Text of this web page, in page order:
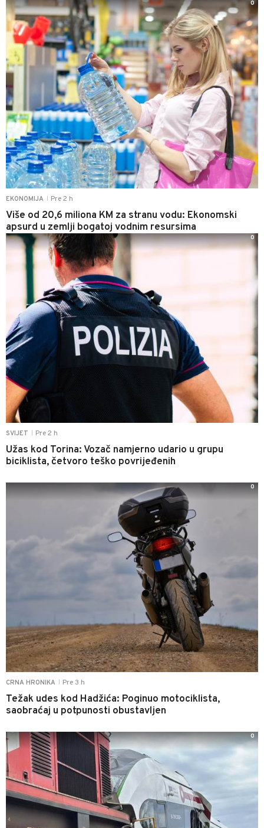
EKONOMIJA Pre 2 h
Više od 20,6 miliona KM za stranu vodu: Ekonomski
apsurd u zemlji bogatoj vodnim resursima
0
SVIJET Pre 2 h
Užas kod Torina: Vozač namjerno udario u grupu
biciklista, četvoro teško povrijeđenih
0
CRNA HRONIKA Pre 3 h
Težak udes kod Hadžića: Poginuo motociklista,
saobraćaj u potpunosti obustavljen
0
0